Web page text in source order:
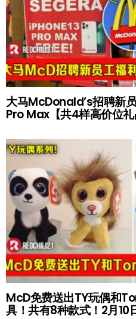
大马McDonald’s招聘新
Pro Max【共4样高价位礼
McD免费送出TY玩偶和
具！共有8种款式！2月